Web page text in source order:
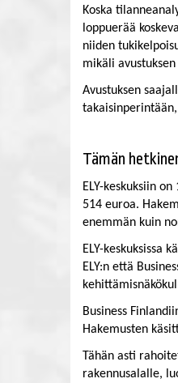
Koska
loppuerää
niiden
mikäli
Avustuksen
Tämän
ELY-keskuksiin
514 euroa.
enemmän kuin
ELY-keskuksissa
ELY:n että
Business
Hakemusten
Tähän asti
rakennusalalle,